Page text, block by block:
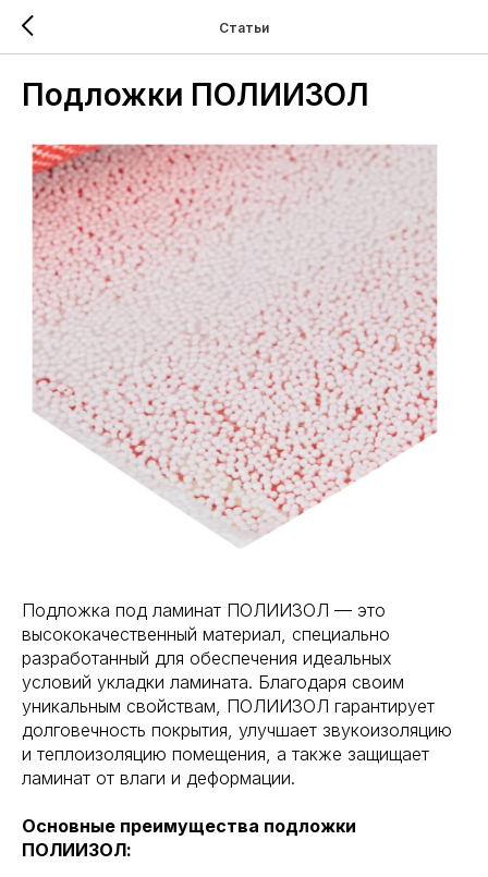
Статьи
Подложки ПОЛИИЗОЛ
Подложка под ламинат ПОЛИИЗОЛ — это
высококачественный материал, специально
разработанный для обеспечения идеальных
условий укладки ламината. Благодаря своим
уникальным свойствам, ПОЛИИЗОЛ гарантирует
долговечность покрытия, улучшает звукоизоляцию
и теплоизоляцию помещения, а также защищает
ламинат от влаги и деформации.
Основные преимущества подложки
ПОЛИИЗОЛ: